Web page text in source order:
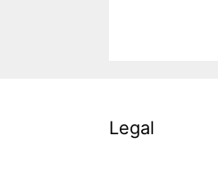
Legal